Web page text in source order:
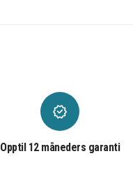
Opptil 12 måneders garanti